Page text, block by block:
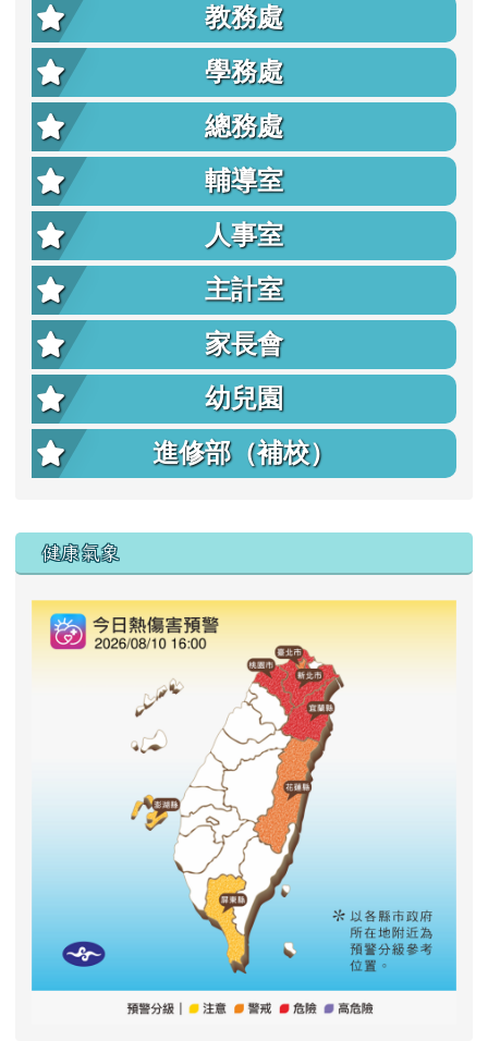
教務處
學務處
總務處
輔導室
人事室
主計室
家長會
幼兒園
進修部（補校）
右邊區域內容
健康氣象